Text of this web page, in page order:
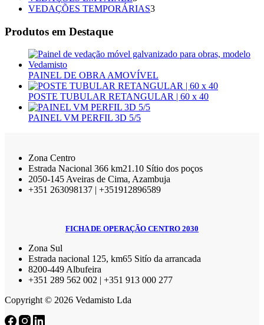
VEDAÇÕES TEMPORÁRIAS3
Produtos em Destaque
PAINEL DE OBRA AMOVÍVEL
POSTE TUBULAR RETANGULAR | 60 x 40
PAINEL VM PERFIL 3D 5/5
Zona Centro
Estrada Nacional 366 km21.10 Sítio dos poços
2050-145 Aveiras de Cima, Azambuja
+351 263098137 | +351912896589
FICHA DE OPERAÇÃO CENTRO 2030
Zona Sul
Estrada nacional 125, km65 Sitío da arrancada
8200-449 Albufeira
+351 289 562 002 | +351 913 000 277
Copyright © 2026 Vedamisto Lda